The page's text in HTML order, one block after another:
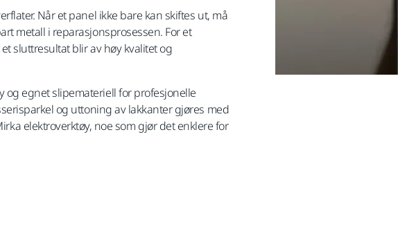
Når et panel ikke bare kan skiftes ut, må
metall i reparasjonsprosessen. For et
sluttresultat blir av høy kvalitet og
og egnet slipemateriell for profesjonelle
og uttoning av lakkanter gjøres med
elektroverktøy, noe som gjør det enklere for